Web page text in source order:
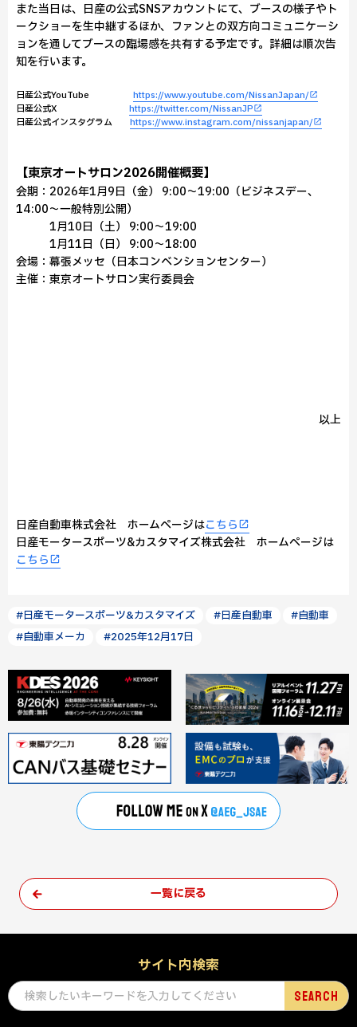
また当日は、日産の公式SNSアカウントにて、ブースの様子やト
ークショーを生中継するほか、ファンとの双方向コミュニケーシ
ョンを通してブースの臨場感を共有する予定です。詳細は順次告
知を行います。
日産公式YouTube https://www.youtube.com/NissanJapan/
日産公式X https://twitter.com/NissanJP
日産公式インスタグラム https://www.instagram.com/nissanjapan/
【東京オートサロン2026開催概要】
会期：2026年1月9日（金） 9:00～19:00（ビジネスデー、
14:00～一般特別公開）
1月10日（土） 9:00～19:00
1月11日（日） 9:00～18:00
会場：幕張メッセ（日本コンベンションセンター）
主催：東京オートサロン実行委員会
以上
日産自動車株式会社 ホームページはこちら
日産モータースポーツ&カスタマイズ株式会社 ホームページは
こちら
#日産モータースポーツ&カスタマイズ #日産自動車
#自動車
#自動車メーカ
#2025年12月17日
一覧に戻る
サイト内検索